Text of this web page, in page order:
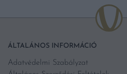
ÁLTALÁNOS INFORMÁCIÓ
Adatvédelmi Szabályzat